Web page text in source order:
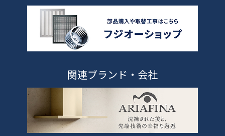
関連ブランド・会社